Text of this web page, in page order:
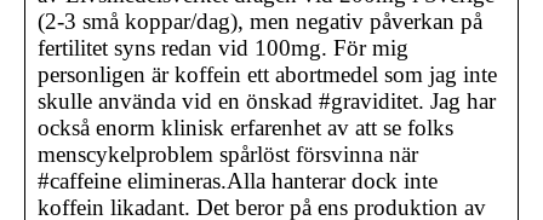
(2-3 små koppar/dag), men negativ påverkan på
fertilitet syns redan vid 100mg. För mig
personligen är koffein ett abortmedel som jag inte
skulle använda vid en önskad #graviditet. Jag har
också enorm klinisk erfarenhet av att se folks
menscykelproblem spårlöst försvinna när
#caffeine elimineras.Alla hanterar dock inte
koffein likadant. Det beror på ens produktion av